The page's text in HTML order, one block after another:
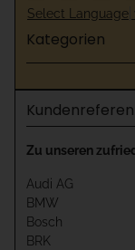
Select Language
Kategorien
Zu unseren
Audi AG
BMW
Bosch
BRK